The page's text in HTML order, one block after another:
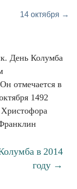
14 октября →
День Колумба
отмечается в
1492
Христофора
в 2014
году →